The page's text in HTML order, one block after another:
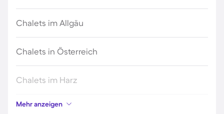
Chalets im Allgäu
Chalets in Österreich
Chalets im Harz
Chalets im Schwarzwald
Mehr anzeigen